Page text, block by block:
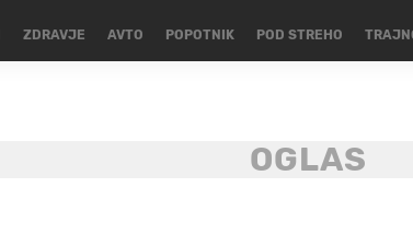
ZDRAVJE AVTO POPOTNIK POD STREHO